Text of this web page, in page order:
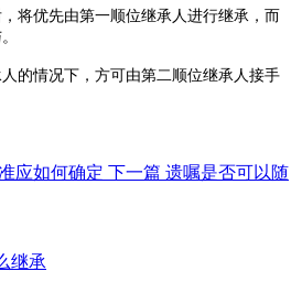
将优先由第一顺位继承人进行继承，而
的情况下，方可由第二顺位继承人接手
应如何确定 下一篇 遗嘱是否可以随
继承